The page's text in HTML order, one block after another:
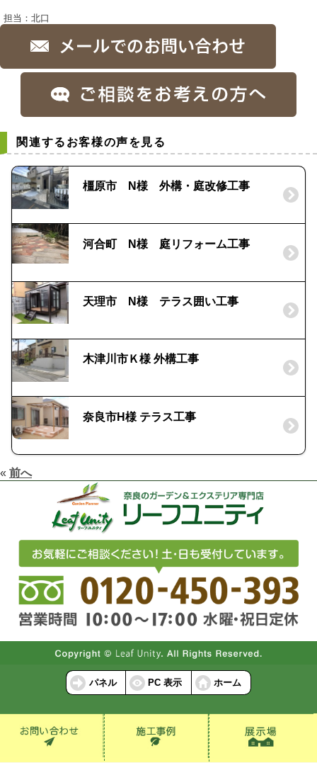
担当：北口
関連するお客様の声を見る
橿原市 N様 外構・庭改修工事
河合町 N様 庭リフォーム工事
天理市 N様 テラス囲い工事
木津川市Ｋ様 外構工事
奈良市H様 テラス工事
« 前へ
パネル PC 表示 ホーム